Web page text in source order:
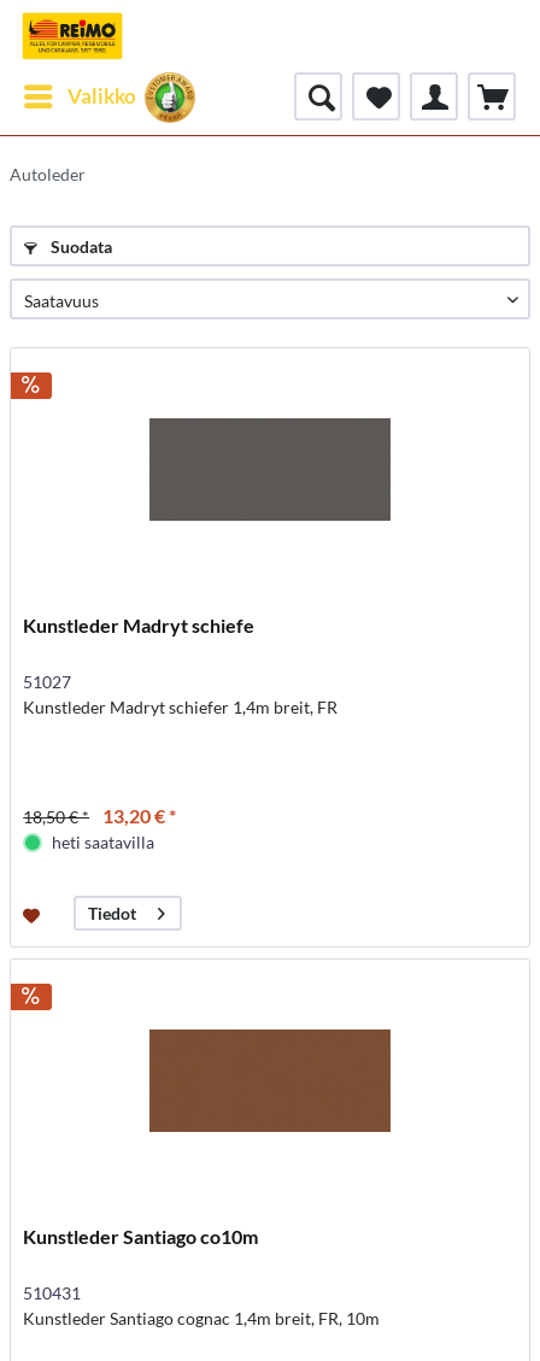
Valikko
Autoleder
Suodata
Kunstleder Madryt schiefe
51027
Kunstleder Madryt schiefer 1,4m breit, FR
18,50 € * 13,20 € *
heti saatavilla
Tiedot
Kunstleder Santiago co10m
510431
Kunstleder Santiago cognac 1,4m breit, FR, 10m